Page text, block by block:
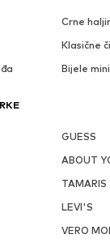
Crne
Klasične
Bijele
GUESS
ABOUT
TAMARIS
LEVI'S
VERO